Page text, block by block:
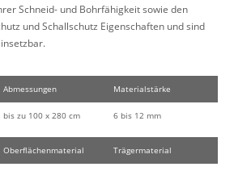
Schneid- und Bohrfähigkeit sowie den
und Schallschutz Eigenschaften und sind
Abmessungen Materialstärke
bis zu 100 x 280 cm 6 bis 12 mm
Oberflächenmaterial Trägermaterial